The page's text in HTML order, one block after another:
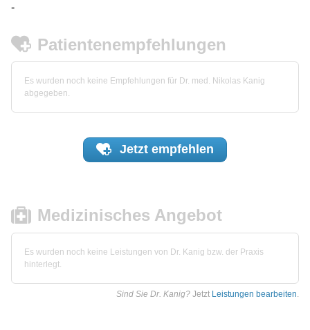
-
Patientenempfehlungen
Es wurden noch keine Empfehlungen für Dr. med. Nikolas Kanig
abgegeben.
Jetzt empfehlen
Medizinisches Angebot
Es wurden noch keine Leistungen von Dr. Kanig bzw. der Praxis
hinterlegt.
Sind Sie Dr. Kanig? Jetzt Leistungen bearbeiten.